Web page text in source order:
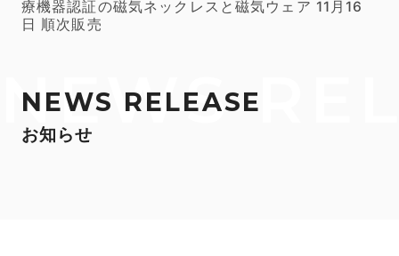
療機器認証の磁気ネックレスと磁気ウェア 11月16
日 順次販売
NEWS RELEASE
お知らせ
NEWS